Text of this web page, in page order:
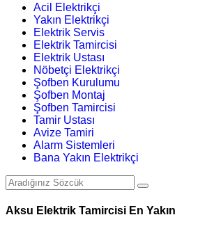
Acil Elektrikçi
Yakın Elektrikçi
Elektrik Servis
Elektrik Tamircisi
Elektrik Ustası
Nöbetçi Elektrikçi
Şofben Kurulumu
Şofben Montaj
Şofben Tamircisi
Tamir Ustası
Avize Tamiri
Alarm Sistemleri
Bana Yakın Elektrikçi
Aksu Elektrik Tamircisi En Yakın